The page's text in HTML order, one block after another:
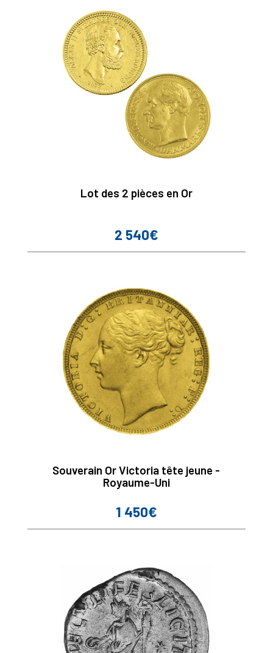
Lot des 2 pièces en Or
Prix
2 540€
Souverain Or Victoria tête jeune -
Royaume-Uni
Prix
1 450€